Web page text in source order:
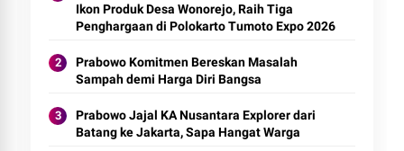
Ikon Produk Desa Wonorejo, Raih Tiga
Penghargaan di Polokarto Tumoto Expo 2026
Prabowo Komitmen Bereskan Masalah
Sampah demi Harga Diri Bangsa
Prabowo Jajal KA Nusantara Explorer dari
Batang ke Jakarta, Sapa Hangat Warga